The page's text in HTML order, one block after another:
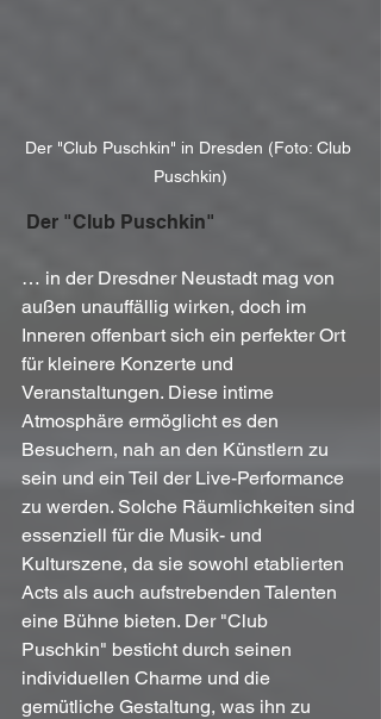
Der "Club Puschkin" in Dresden (Foto: Club
Puschkin)
Der "Club Puschkin"
… in der Dresdner Neustadt mag von
außen unauffällig wirken, doch im
Inneren offenbart sich ein perfekter Ort
für kleinere Konzerte und
Veranstaltungen. Diese intime
Atmosphäre ermöglicht es den
Besuchern, nah an den Künstlern zu
sein und ein Teil der Live-Performance
zu werden. Solche Räumlichkeiten sind
essenziell für die Musik- und
Kulturszene, da sie sowohl etablierten
Acts als auch aufstrebenden Talenten
eine Bühne bieten. Der "Club
Puschkin" besticht durch seinen
individuellen Charme und die
gemütliche Gestaltung, was ihn zu